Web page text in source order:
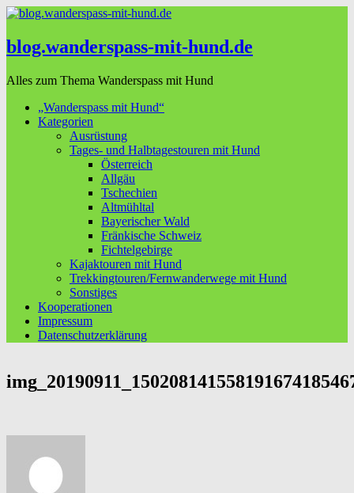
blog.wanderspass-mit-hund.de
Alles zum Thema Wanderspass mit Hund
„Wanderspass mit Hund“
Kategorien
Ausrüstung
Tages- und Halbtagestouren mit Hund
Österreich
Allgäu
Tschechien
Altmühltal
Bayerischer Wald
Fränkische Schweiz
Fichtelgebirge
Kajaktouren mit Hund
Trekkingtouren/Fernwanderwege mit Hund
Sonstiges
Kooperationen
Impressum
Datenschutzerklärung